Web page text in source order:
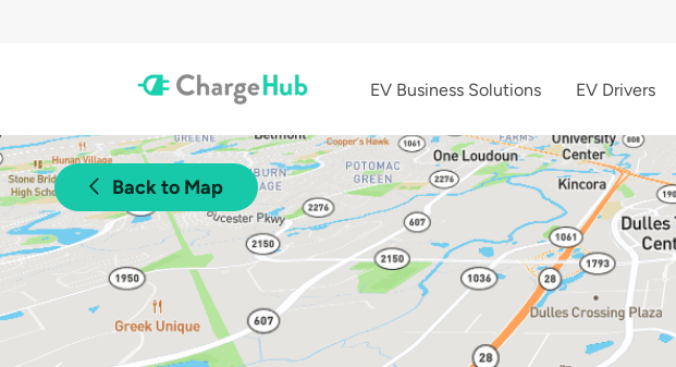
EV Business Solutions EV Drivers
Back to Map